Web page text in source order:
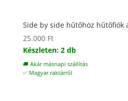
Side by side hűtőhöz hűtőfiók
25.000 Ft
Készleten: 2 db
🚚 Akár másnapi szállítás
✅ Magyar raktárról